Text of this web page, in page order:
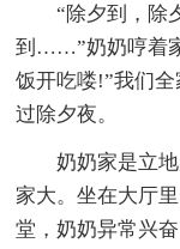
“除夕到，除
到……”奶奶哼着
饭开吃喽!”我们
过除夕夜。
奶奶家是立
家大。坐在大厅
堂，奶奶异常兴